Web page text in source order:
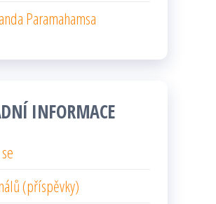
Paramahamsa
INFORMACE
(příspěvky)